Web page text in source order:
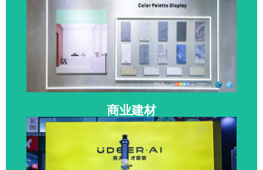
商业建材
墙顶地材 | 陶瓷卫浴 | 遮阳 / 装饰材料 |
户外家具配套
SHOP PLUS
上海国际商业空间博览会
点击参展